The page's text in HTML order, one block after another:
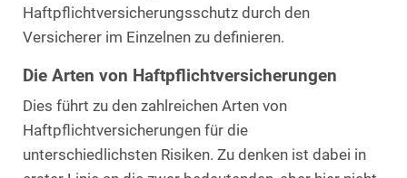
Haftpflichtversicherungsschutz durch den
Versicherer im Einzelnen zu definieren.
Die Arten von Haftpflichtversicherungen
Dies führt zu den zahlreichen Arten von
Haftpflichtversicherungen für die
unterschiedlichsten Risiken. Zu denken ist dabei in